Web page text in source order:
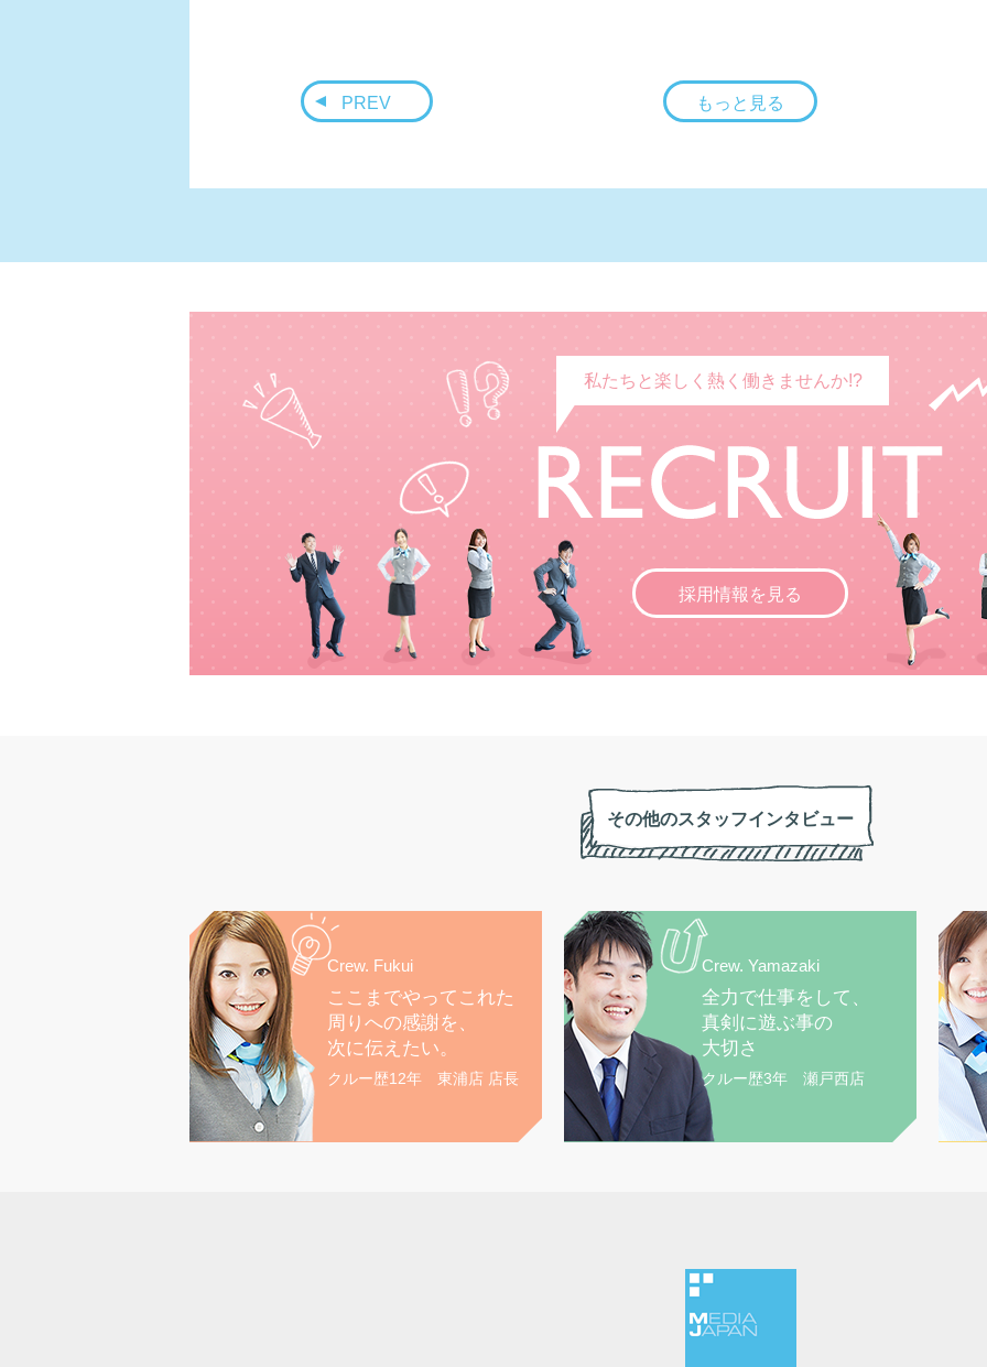
PREV もっと見る
私たちと楽しく熱く働きませんか!?
採用情報を見る
その他のスタッフインタビュー
Crew. Fukui
ここまでやってこれた
周りへの感謝を、
次に伝えたい。
クルー歴12年 東浦店 店長
Crew. Yamazaki
全力で仕事をして、
真剣に遊ぶ事の
大切さ
クルー歴3年 瀬戸西店